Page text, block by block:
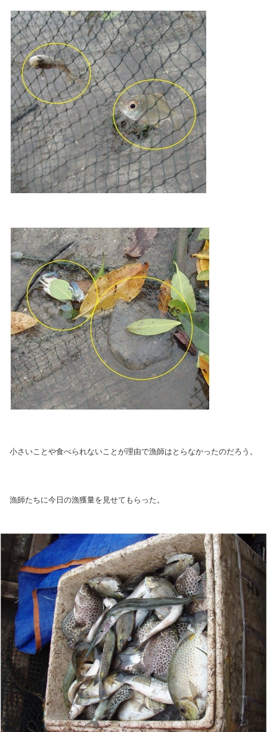
小さいことや食べられないことが理由で漁師はとらなかったのだろう。
漁師たちに今日の漁獲量を見せてもらった。